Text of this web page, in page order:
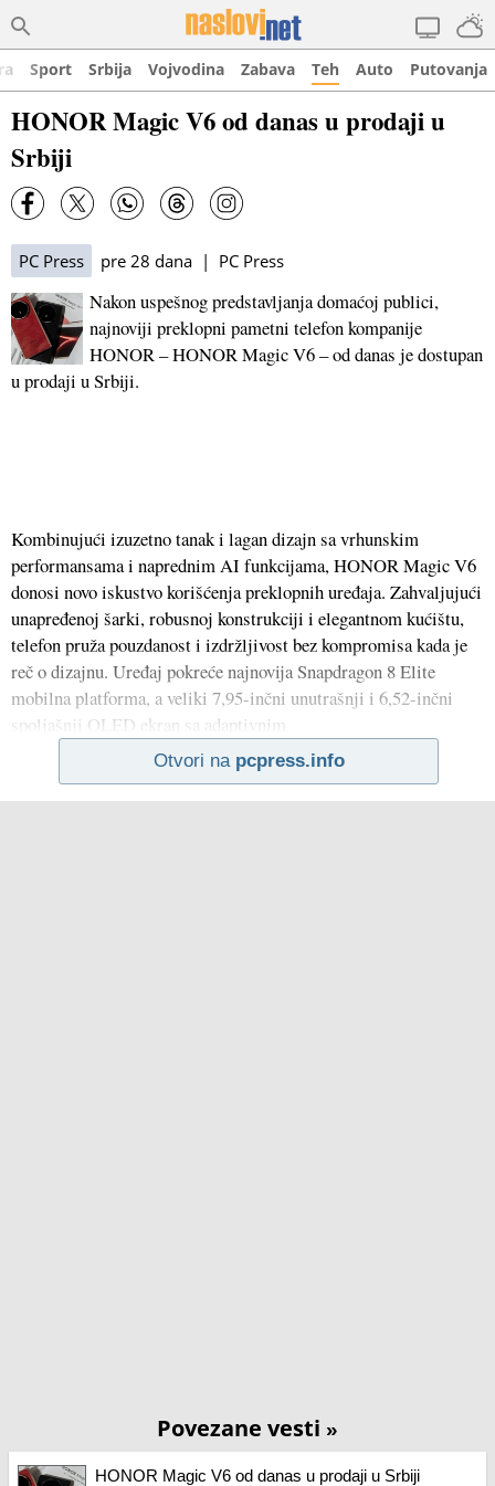
Sport Srbija Vojvodina Zabava Teh Auto Putovanja
HONOR Magic V6 od danas u prodaji u
Srbiji
PC Press pre 28 dana | PC Press
Nakon uspešnog predstavljanja domaćoj publici,
najnoviji preklopni pametni telefon kompanije
HONOR – HONOR Magic V6 – od danas je dostupan
u prodaji u Srbiji.
Kombinujući izuzetno tanak i lagan dizajn sa vrhunskim
performansama i naprednim AI funkcijama, HONOR Magic V6
donosi novo iskustvo korišćenja preklopnih uređaja. Zahvaljujući
unapređenoj šarki, robusnoj konstrukciji i elegantnom kućištu,
telefon pruža pouzdanost i izdržljivost bez kompromisa kada je
reč o dizajnu. Uređaj pokreće najnovija Snapdragon 8 Elite
mobilna platforma, a veliki 7,95-inčni unutrašnji i 6,52-inčni
spoljašnji OLED ekran sa adaptivnim
Otvori na pcpress.info
Povezane vesti »
HONOR Magic V6 od danas u prodaji u Srbiji